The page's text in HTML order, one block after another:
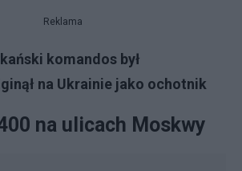
Reklama
komandos był
na Ukrainie jako ochotnik
na ulicach Moskwy